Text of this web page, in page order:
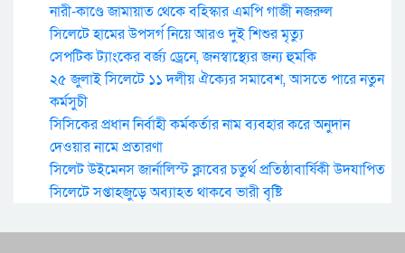
নারী-কাণ্ডে জামায়াত থেকে বহিস্কার এমপি গাজী নজরুল
সিলেটে হামের উপসর্গ নিয়ে আরও দুই শিশুর মৃত্যু
সেপটিক ট্যাংকের বর্জ্য ড্রেনে, জনস্বাস্থ্যের জন্য হুমকি
২৫ জুলাই সিলেটে ১১ দলীয় ঐক্যের সমাবেশ, আসতে পারে নতুন
কর্মসুচী
সিসিকের প্রধান নির্বাহী কর্মকর্তার নাম ব্যবহার করে অনুদান
দেওয়ার নামে প্রতারণা
সিলেট উইমেনস জার্নালিস্ট ক্লাবের চতুর্থ প্রতিষ্ঠাবার্ষিকী উদযাপিত
সিলেটে সপ্তাহজুড়ে অব্যাহত থাকবে ভারী বৃষ্টি